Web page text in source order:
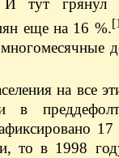
тут грянул
еще на 16 %.
на все
в
то в 1998